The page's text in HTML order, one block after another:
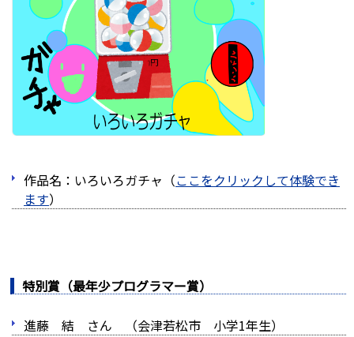
作品名：いろいろガチャ（ここをクリックして体験でき
ます）
特別賞（最年少プログラマー賞）
進藤 結 さん （会津若松市 小学1年生）